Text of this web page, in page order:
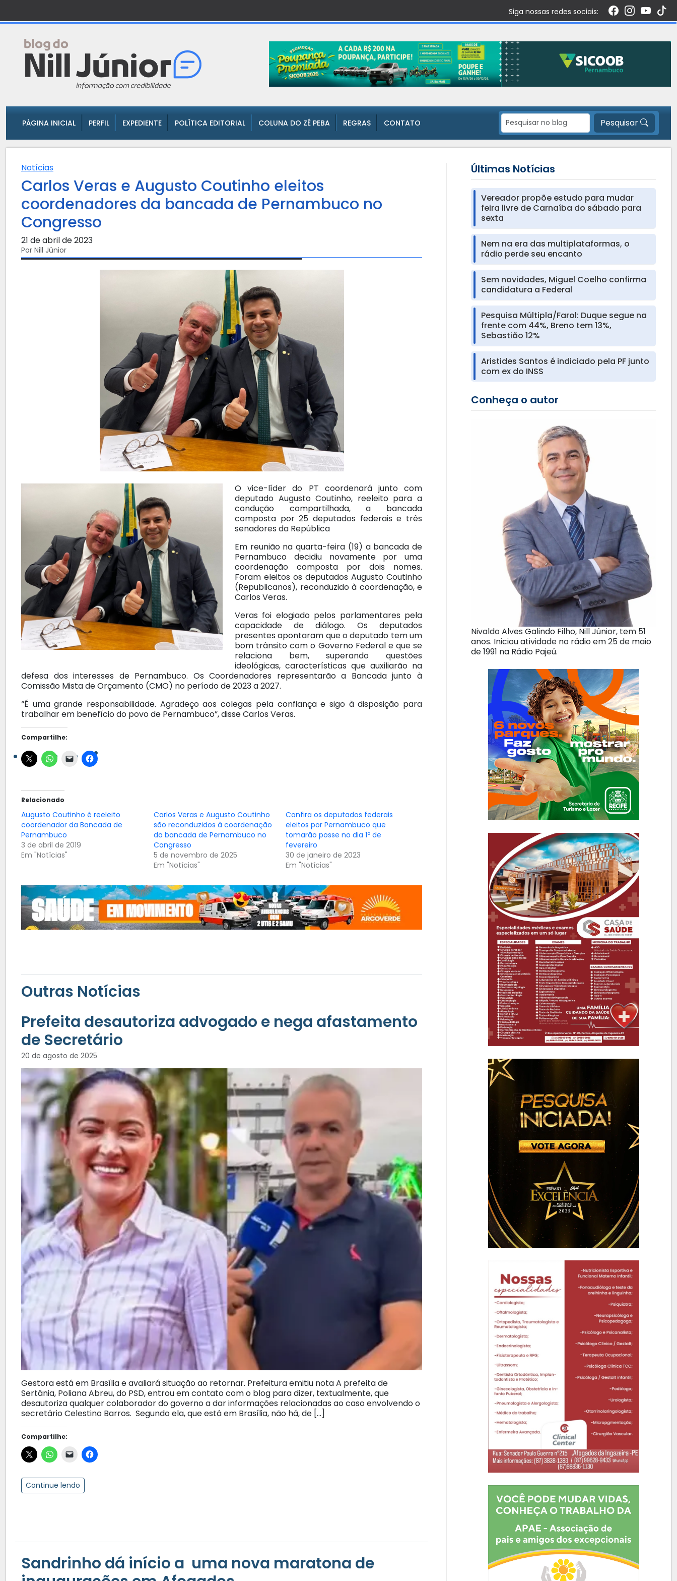
Siga nossas redes sociais:
PÁGINA INICIAL PERFIL EXPEDIENTE POLÍTICA EDITORIAL COLUNA DO ZÉ PEBA REGRAS CONTATO Pesquisar
Notícias
Carlos Veras e Augusto Coutinho eleitos
coordenadores da bancada de Pernambuco no
Congresso
21 de abril de 2023
Por Nill Júnior
O vice-líder do PT coordenará junto com
deputado Augusto Coutinho, reeleito para a
condução compartilhada, a bancada
composta por 25 deputados federais e três
senadores da República
Em reunião na quarta-feira (19) a bancada de
Pernambuco decidiu novamente por uma
coordenação composta por dois nomes.
Foram eleitos os deputados Augusto Coutinho
(Republicanos), reconduzido à coordenação, e
Carlos Veras.
Veras foi elogiado pelos parlamentares pela
capacidade de diálogo. Os deputados
presentes apontaram que o deputado tem um
bom trânsito com o Governo Federal e que se
relaciona bem, superando questões
ideológicas, características que auxiliarão na
defesa dos interesses de Pernambuco. Os Coordenadores representarão a Bancada junto à
Comissão Mista de Orçamento (CMO) no período de 2023 a 2027.
“É uma grande responsabilidade. Agradeço aos colegas pela confiança e sigo à disposição para
trabalhar em benefício do povo de Pernambuco”, disse Carlos Veras.
Compartilhe:
Relacionado
Augusto Coutinho é reeleito
coordenador da Bancada de
Pernambuco
3 de abril de 2019
Em "Notícias"
Carlos Veras e Augusto Coutinho
são reconduzidos à coordenação
da bancada de Pernambuco no
Congresso
5 de novembro de 2025
Em "Notícias"
Confira os deputados federais
eleitos por Pernambuco que
tomarão posse no dia 1º de
fevereiro
30 de janeiro de 2023
Em "Notícias"
Outras Notícias
Prefeita desautoriza advogado e nega afastamento
de Secretário
20 de agosto de 2025
Gestora está em Brasília e avaliará situação ao retornar. Prefeitura emitiu nota A prefeita de
Sertânia, Poliana Abreu, do PSD, entrou em contato com o blog para dizer, textualmente, que
desautoriza qualquer colaborador do governo a dar informações relacionadas ao caso envolvendo o
secretário Celestino Barros. Segundo ela, que está em Brasília, não há, de […]
Compartilhe:
Continue lendo
Sandrinho dá início a uma nova maratona de
Últimas Notícias
Vereador propõe estudo para mudar
feira livre de Carnaíba do sábado para
sexta
Nem na era das multiplataformas, o
rádio perde seu encanto
Sem novidades, Miguel Coelho confirma
candidatura a Federal
Pesquisa Múltipla/Farol: Duque segue na
frente com 44%, Breno tem 13%,
Sebastião 12%
Aristides Santos é indiciado pela PF junto
com ex do INSS
Conheça o autor
Nivaldo Alves Galindo Filho, Nill Júnior, tem 51
anos. Iniciou atividade no rádio em 25 de maio
de 1991 na Rádio Pajeú.